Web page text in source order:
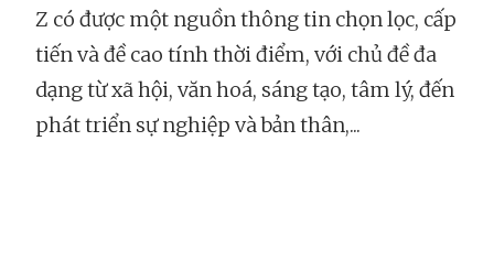
Z có được một nguồn thông tin chọn lọc, cấp
tiến và đề cao tính thời điểm, với chủ đề đa
dạng từ xã hội, văn hoá, sáng tạo, tâm lý, đến
phát triển sự nghiệp và bản thân,...